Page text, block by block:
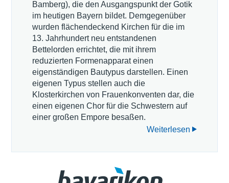
Bamberg), die den Ausgangspunkt der Gotik
im heutigen Bayern bildet. Demgegenüber
wurden flächendeckend Kirchen für die im
13. Jahrhundert neu entstandenen
Bettelorden errichtet, die mit ihrem
reduzierten Formenapparat einen
eigenständigen Bautypus darstellen. Einen
eigenen Typus stellen auch die
Klosterkirchen von Frauenkonventen dar, die
einen eigenen Chor für die Schwestern auf
einer großen Empore besaßen.
Weiterlesen